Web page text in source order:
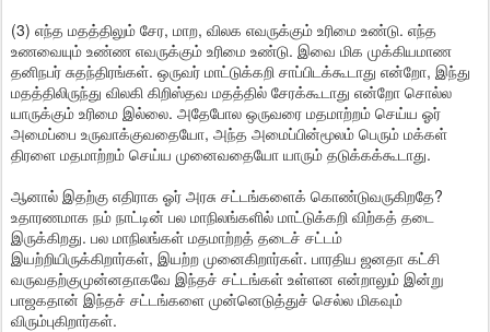
(3) எந்த மதத்திலும் சேர, மாற, விலக எவருக்கும் உரிமை உண்டு. எந்த
உணவையும் உண்ண எவருக்கும் உரிமை உண்டு. இவை மிக முக்கியமாண
தனிநபர் சுதந்திரங்கள். ஒருவர் மாட்டுக்கறி சாப்பிடக்கூடாது என்றோ, இந்து
மதத்திலிருந்து விலகி கிறிஸ்தவ மதத்தில் சேரக்கூடாது என்றோ சொல்ல
யாருக்கும் உரிமை இல்லை. அதேபோல ஒருவரை மதமாற்றம் செய்ய ஓர்
அமைப்பை உருவாக்குவதையோ, அந்த அமைப்பின்மூலம் பெரும் மக்கள்
திரளை மதமாற்றம் செய்ய முனைவதையோ யாரும் தடுக்கக்கூடாது.
ஆனால் இதற்கு எதிராக ஓர் அரசு சட்டங்களைக் கொண்டுவருகிறதே?
உதாரணமாக நம் நாட்டின் பல மாநிலங்களில் மாட்டுக்கறி விற்கத் தடை
இருக்கிறது. பல மாநிலங்கள் மதமாற்றத் தடைச் சட்டம்
இயற்றியிருக்கிறார்கள், இயற்ற முனைகிறார்கள். பாரதிய ஜனதா கட்சி
வருவதற்குமுன்னதாகவே இந்தச் சட்டங்கள் உள்ளன என்றாலும் இன்று
பாஜகதான் இந்தச் சட்டங்களை முன்னெடுத்துச் செல்ல மிகவும்
விரும்புகிறார்கள்.